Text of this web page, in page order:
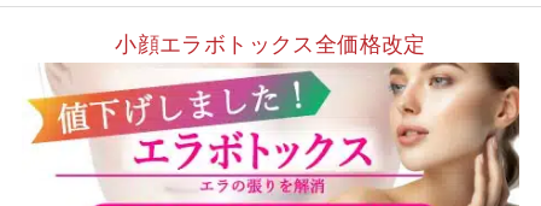
小顔エラボトックス全価格改定